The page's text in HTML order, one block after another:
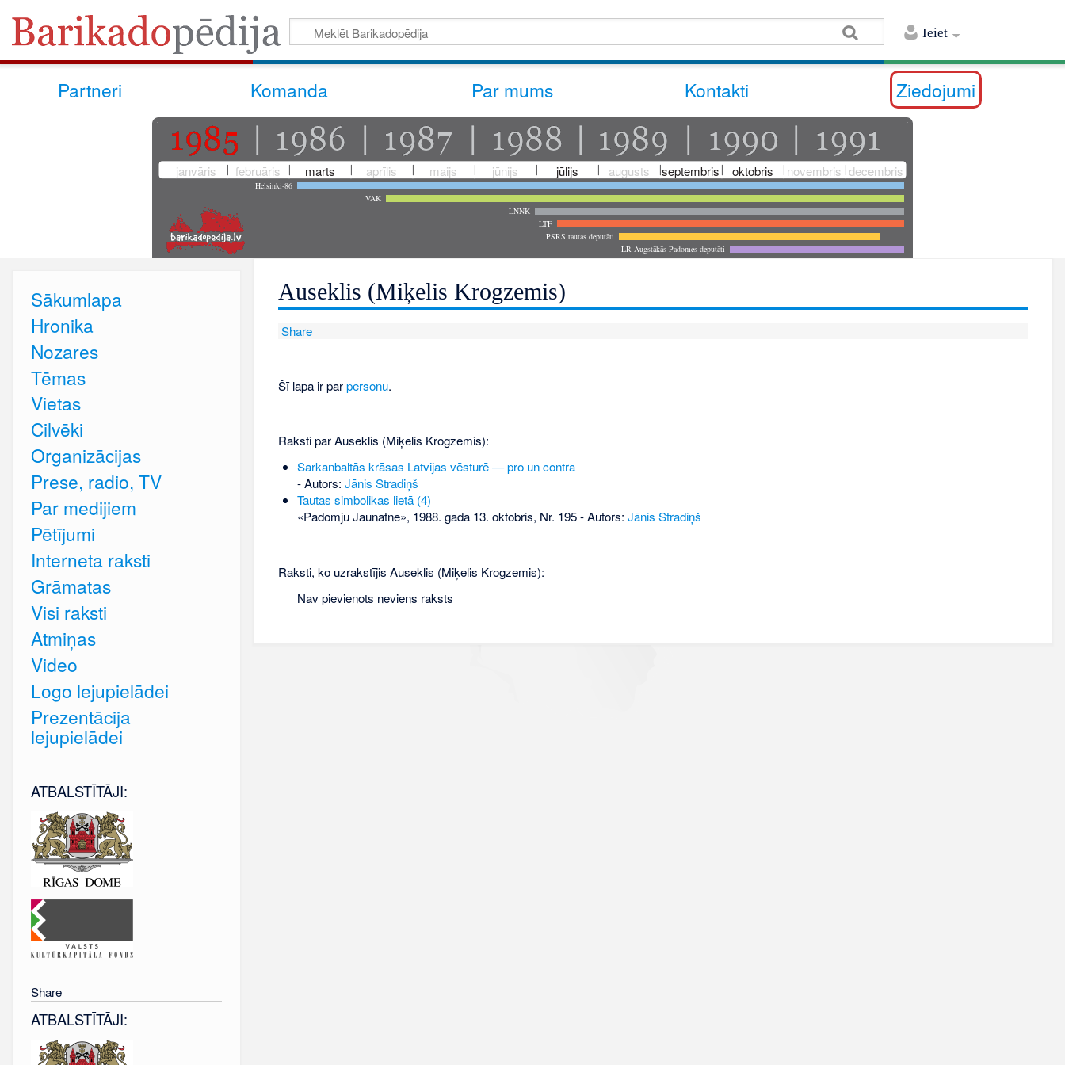
Ieiet
Partneri Komanda Par mums Kontakti Ziedojumi
janvāris februāris marts aprīlis maijs jūnijs jūlijs augusts septembris oktobris novembris decembris
Helsinki-86
VAK
LNNK
LTF
PSRS tautas deputāti
LR Augstākās Padomes deputāti
Auseklis (Miķelis Krogzemis)
Share
Šī lapa ir parpersonu.
Raksti par Auseklis (Miķelis Krogzemis):
Sarkanbaltās krāsas Latvijas vēsturē — pro un contra
- Autors: Jānis Stradiņš
Tautas simbolikas lietā (4)
«Padomju Jaunatne», 1988. gada 13. oktobris, Nr. 195- Autors: Jānis Stradiņš
Raksti, ko uzrakstījis Auseklis (Miķelis Krogzemis):
Nav pievienots neviens raksts
Sākumlapa
Hronika
Nozares
Tēmas
Vietas
Cilvēki
Organizācijas
Prese, radio, TV
Par medijiem
Pētījumi
Interneta raksti
Grāmatas
Visi raksti
Atmiņas
Video
Logo lejupielādei
Prezentācija
lejupielādei
ATBALSTĪTĀJI:
Share
ATBALSTĪTĀJI: